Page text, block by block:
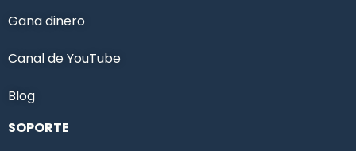
Gana dinero
Canal de YouTube
Blog
SOPORTE